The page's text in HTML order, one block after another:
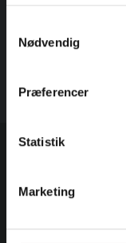
Nødvendig
Præferencer
Statistik
Marketing
Museumsshop.
Alle Ereignisse